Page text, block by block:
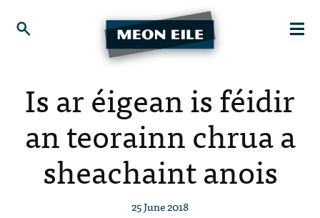
Is ar éigean is féidir
an teorainn chrua a
sheachaint anois
25 June 2018